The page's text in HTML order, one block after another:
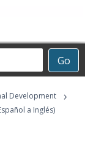
Go
Development ›
a Inglés)